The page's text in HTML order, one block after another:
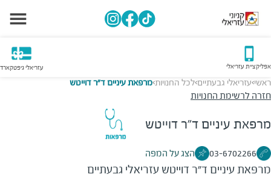
אפליקציית עזריאלי עזריאלי גיפטקארד
ראשי>עזריאלי גבעתיים>לכל החנויות>מרפאת עיניים ד"ר דוייטש
חזרה לרשימת החנויות
מרפאת עיניים ד"ר דוייטש
03-6702266 הצג על המפה
מרפאת עיניים ד"ר דוייטש עזריאלי גבעתיים